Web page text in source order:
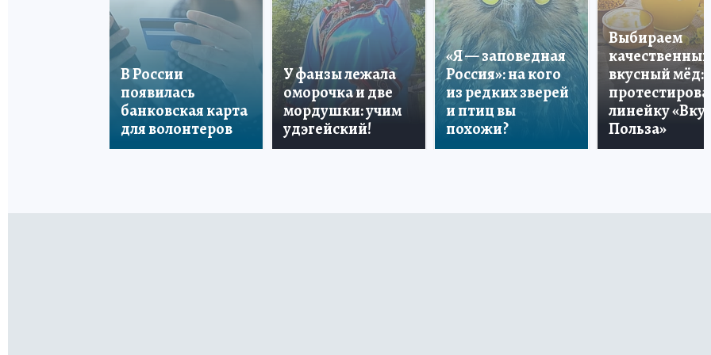
В России
появилась
банковская карта
для волонтеров
У фанзы лежала
оморочка и две
мордушки: учим
удэгейский!
«Я — заповедная
Россия»: на кого
из редких зверей
и птиц вы
похожи?
Выбираем
качественный
вкусный мёд:
линейку «Вкус
Польза»